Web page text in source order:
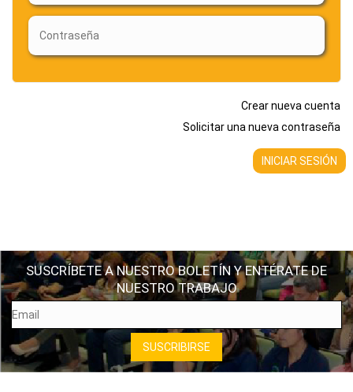
Crear nueva cuenta
Solicitar una nueva contraseña
SUSCRÍBETE A NUESTRO BOLETÍN Y ENTÉRATE DE
NUESTRO TRABAJO